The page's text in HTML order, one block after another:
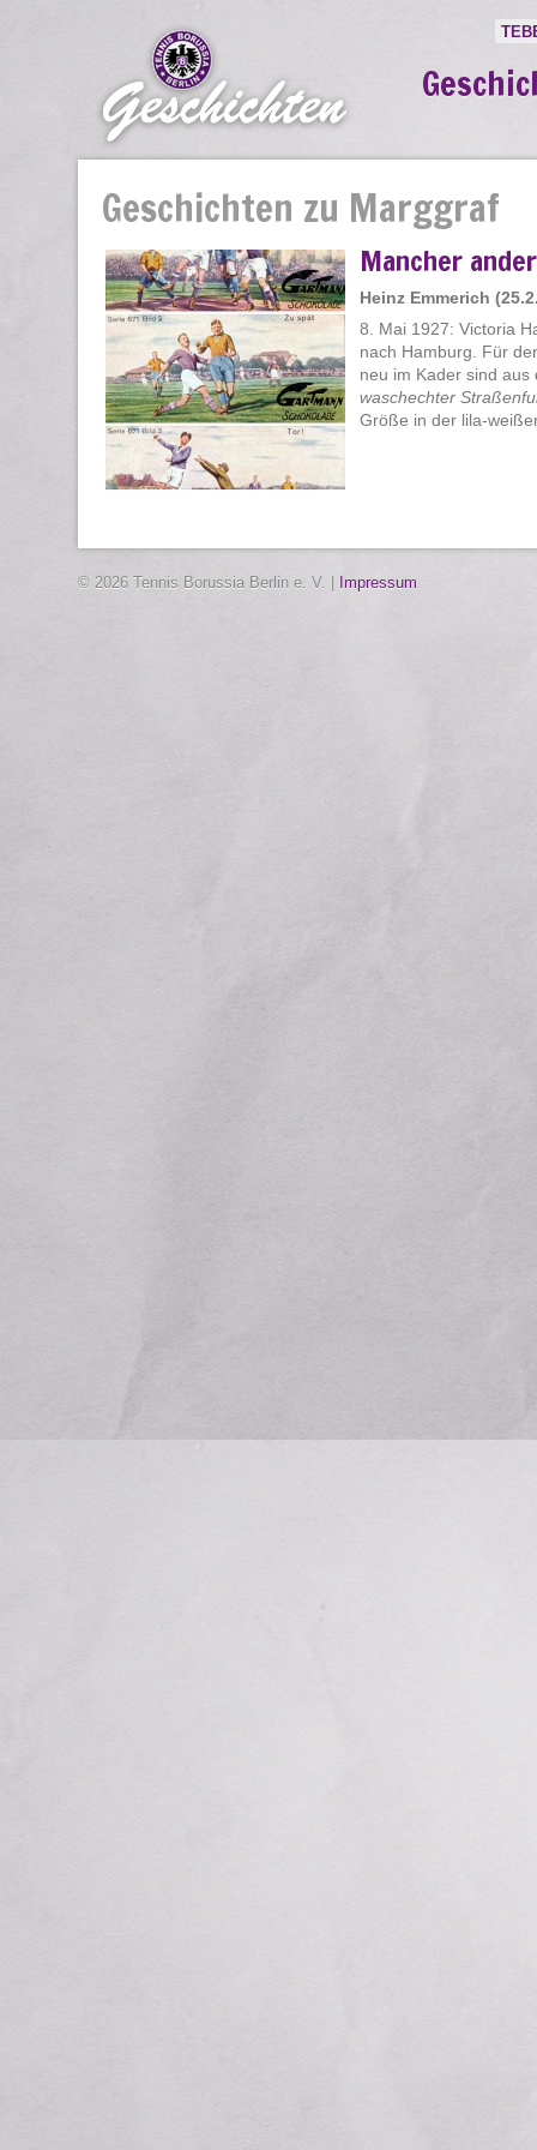
Geschichten zu Marggraf
Mancher
Heinz Emmerich
8. Mai 1927: Victoria
nach Hamburg. Für
neu im Kader sind
waschechter
Größe in der lila-
© 2026 Tennis Borussia Berlin e. V. | Impressum